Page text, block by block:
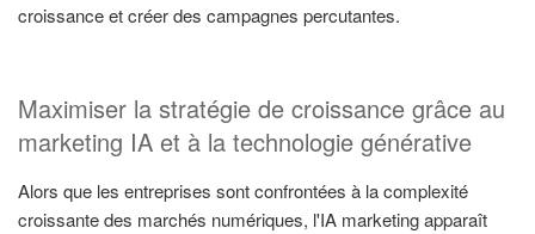
croissance et créer des campagnes percutantes.
Maximiser la stratégie de croissance grâce au
marketing IA et à la technologie générative
Alors que les entreprises sont confrontées à la complexité
croissante des marchés numériques, l'IA marketing apparaît